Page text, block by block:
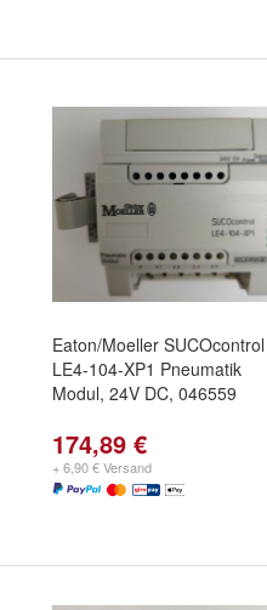
Eaton/Moeller SUCOcontrol
LE4-104-XP1 Pneumatik
Modul, 24V DC, 046559
174,89 €
+ 6,90 € Versand